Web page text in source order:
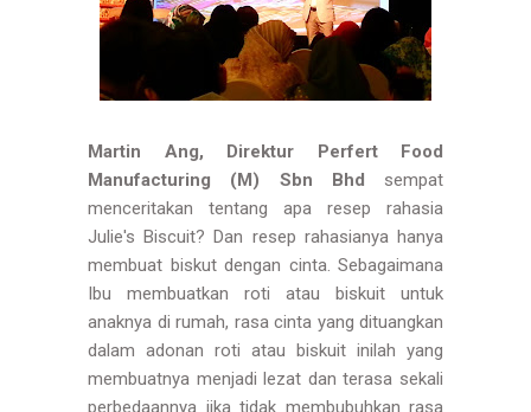
Martin Ang, Direktur Perfert Food
Manufacturing (M) Sbn Bhd sempat
menceritakan tentang apa resep rahasia
Julie's Biscuit? Dan resep rahasianya hanya
membuat biskut dengan cinta. Sebagaimana
Ibu membuatkan roti atau biskuit untuk
anaknya di rumah, rasa cinta yang dituangkan
dalam adonan roti atau biskuit inilah yang
membuatnya menjadi lezat dan terasa sekali
perbedaannya jika tidak membubuhkan rasa